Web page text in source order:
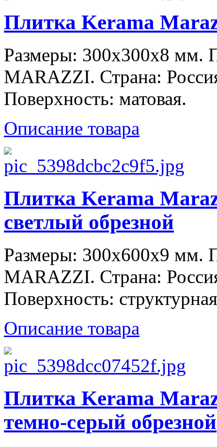
Плитка Kerama
Размеры: 300x300x8 мм.
MARAZZI. Страна:
Поверхность: матовая.
Описание товара
Плитка Kerama
светлый обрезной
Размеры: 300x600x9 мм.
MARAZZI. Страна:
Поверхность:
Описание товара
Плитка Kerama
темно-серый обрезной